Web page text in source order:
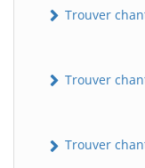
Trouver
Trouver
Trouver